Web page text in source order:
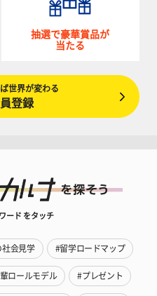
抽選で豪華賞品が
当たる
世界が変わる
登録
ード をタッチ
社会見学 #留学ロードマップ
ロールモデル #プレゼント